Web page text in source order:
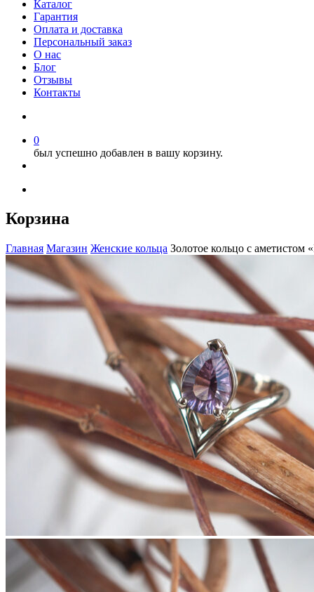
Каталог
Гарантия
Оплата и доставка
Персональный заказ
О нас
Блог
Отзывы
Контакты
0
был успешно добавлен в вашу корзину.
Корзина
Главная Магазин Женские кольца Золотое кольцо с аметистом